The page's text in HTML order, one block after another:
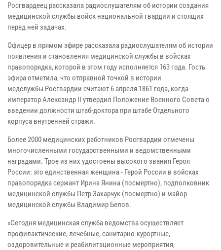
Росгвардеец рассказала радиослушателям об истории создания
медицинской службы войск национальной гвардии и стоящих
перед ней задачах.
Офицер в прямом эфире рассказала радиослушателям об истории
появления и становления медицинской службы в войсках
правопорядка, которой в этом году исполняется 163 года. Гость
эфира отметила, что отправной точкой в истории
медслужбы Росгвардии считают 6 апреля 1861 года, когда
император Александр II утвердил Положение Военного Совета о
введении должности штаб-доктора при штабе Отдельного
корпуса внутренней стражи.
Более 2000 медицинских работников Росгвардии отмечены
многочисленными государственными и ведомственными
наградами. Трое из них удостоены высокого звания Героя
России: это единственная женщина - Герой России в войсках
правопорядка сержант Ирина Янина (посмертно), подполковник
медицинской службы Петр Захарчук (посмертно) и майор
медицинской службы Владимир Белов.
«Сегодня медицинская служба ведомства осуществляет
профилактические, лечебные, санитарно-курортные,
оздоровительные и реабилитационные мероприятия,